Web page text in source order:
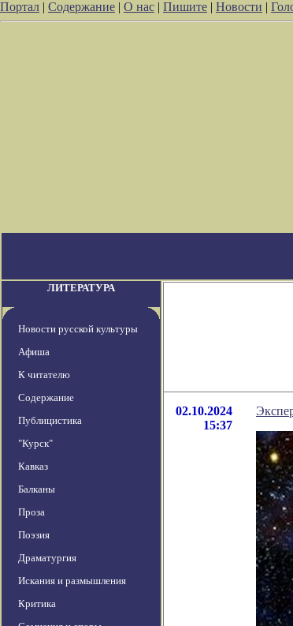
Портал | Содержание | О нас | Пишите | Новости |
ЛИТЕРАТУРА
Новости русской культуры
Афиша
К читателю
Содержание
Публицистика
"Курск"
Кавказ
Балканы
Проза
Поэзия
Драматургия
Искания и размышления
Критика
02.10.2024
15:37